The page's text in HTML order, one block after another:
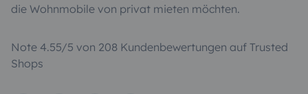
die Wohnmobile von privat mieten möchten.
Note 4.55/5 von 208 Kundenbewertungen auf Trusted
Shops